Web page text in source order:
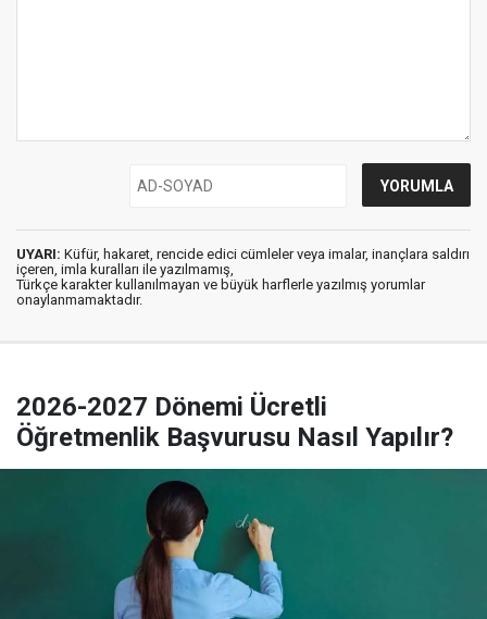
UYARI: Küfür, hakaret, rencide edici cümleler veya imalar, inançlara saldırı
içeren, imla kuralları ile yazılmamış,
Türkçe karakter kullanılmayan ve büyük harflerle yazılmış yorumlar
onaylanmamaktadır.
2026-2027 Dönemi Ücretli
Öğretmenlik Başvurusu Nasıl Yapılır?